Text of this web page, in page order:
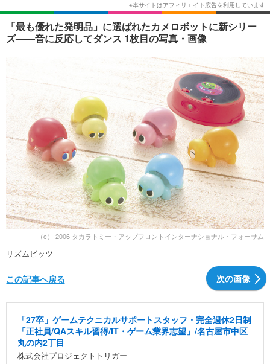
韓国・芸能
音楽 スポーツ
その他
ライフTOP グルメ
ペット ショッピング
リリース一覧
プッシュ通知の停止方法
「最も優れた発明品」に選ばれたカメロボットに新シリー
ズ——音に反応してダンス 1枚目の写真・画像
（c） 2006 タカラトミー・アップフロントインターナショナル・フォーサム
リズムビッツ
次の画像
この記事へ戻る
「27卒」ゲームテクニカルサポートスタッフ・完全週休2日制
「正社員/QAスキル習得/IT・ゲーム業界志望」/名古屋市中区
丸の内2丁目
株式会社プロジェクトトリガー